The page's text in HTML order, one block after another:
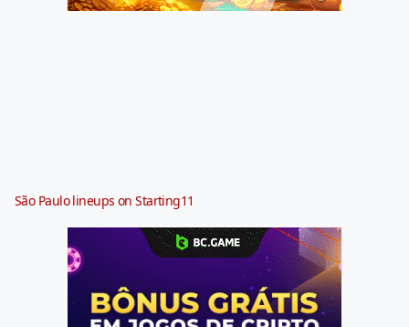
São Paulo lineups on Starting11